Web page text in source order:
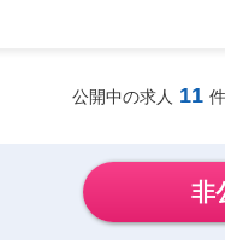
公開中の求人 11 件
非